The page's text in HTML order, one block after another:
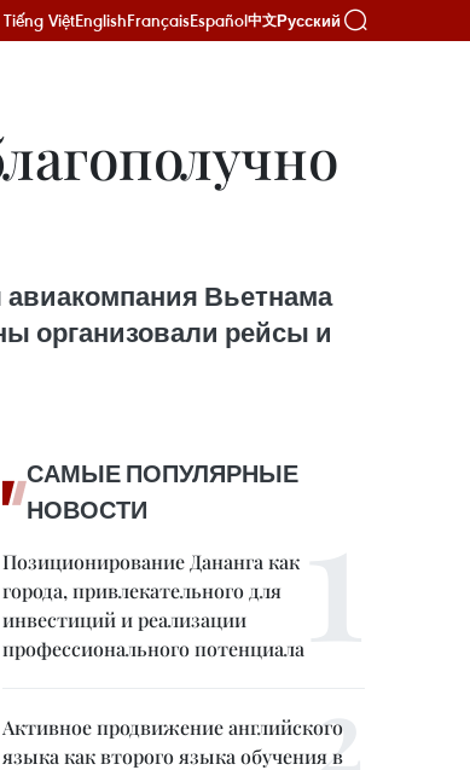
Tiếng ViệtEnglishFrançaisEspañol中文Русский
Вьетнама
организовали рейсы и
САМЫЕ ПОПУЛЯРНЫЕ
НОВОСТИ
Позиционирование Дананга как
города, привлекательного для
инвестиций и реализации
профессионального потенциала
Активное продвижение английского
языка как второго языка обучения в